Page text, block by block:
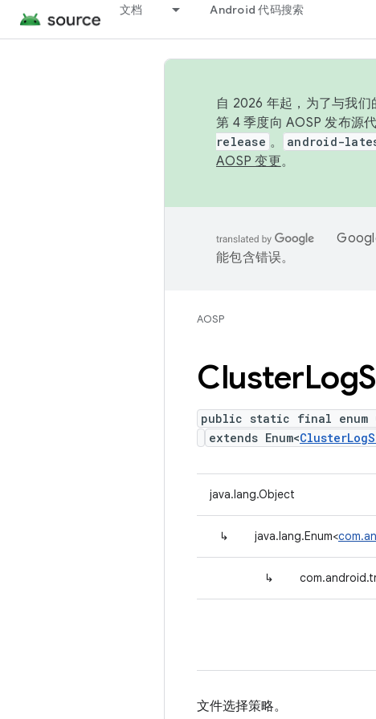
文档 Android 代码搜索
自 2026 年起，为了与我
第 4 季度向 AOSP 发布源
release 。 android-
AOSP 变更。
能包含错误。
AOSP
ClusterLog
public static final enum
extends Enum<
java.lang.Object
↳ java.lang.Enum<
↳
文件选择策略。